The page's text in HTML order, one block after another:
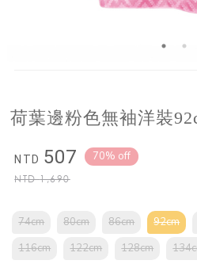
荷葉邊粉色無袖洋裝
NTD 507
NTD1,690
70% off
74cm 80cm 86cm 92cm
116cm
122cm 128cm